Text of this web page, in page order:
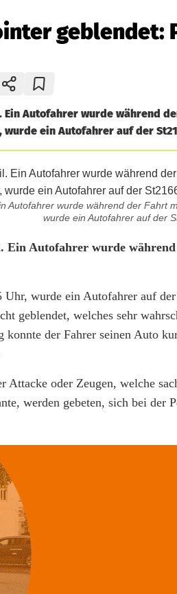
geblendet:
Autofahrer wurde während
wurde ein Autofahrer auf der
Autofahrer wurde während der Fahrt
wurde ein Autofahrer auf der
Ein Autofahrer wurde
Uhr, wurde ein Autofahrer auf
geblendet, welches sehr
konnte der Fahrer seinen Auto
Attacke oder Zeugen, welche
werden gebeten, sich bei der